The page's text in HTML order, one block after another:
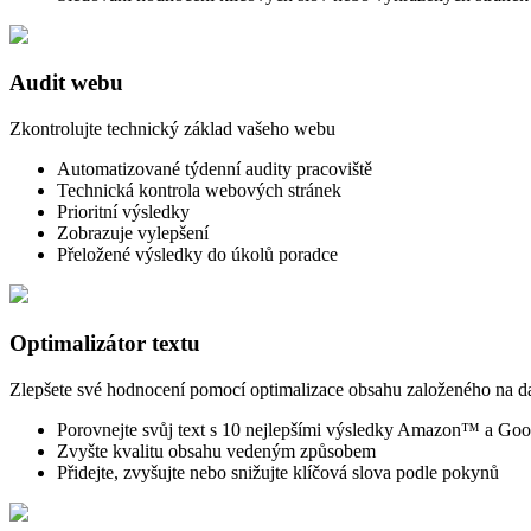
Audit webu
Zkontrolujte technický základ vašeho webu
Automatizované týdenní audity pracoviště
Technická kontrola webových stránek
Prioritní výsledky
Zobrazuje vylepšení
Přeložené výsledky do úkolů poradce
Optimalizátor textu
Zlepšete své hodnocení pomocí optimalizace obsahu založeného na
Porovnejte svůj text s 10 nejlepšími výsledky Amazon™ a
Zvyšte kvalitu obsahu vedeným způsobem
Přidejte, zvyšujte nebo snižujte klíčová slova podle pokynů